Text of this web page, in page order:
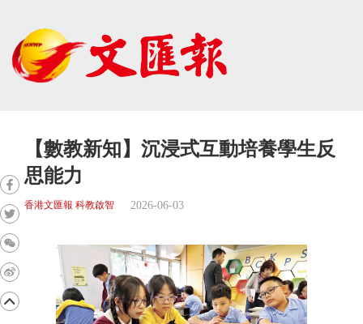
【數教新知】沉浸式互動培養學生反
思能力
香港文匯報 科教啟智 2026-06-03